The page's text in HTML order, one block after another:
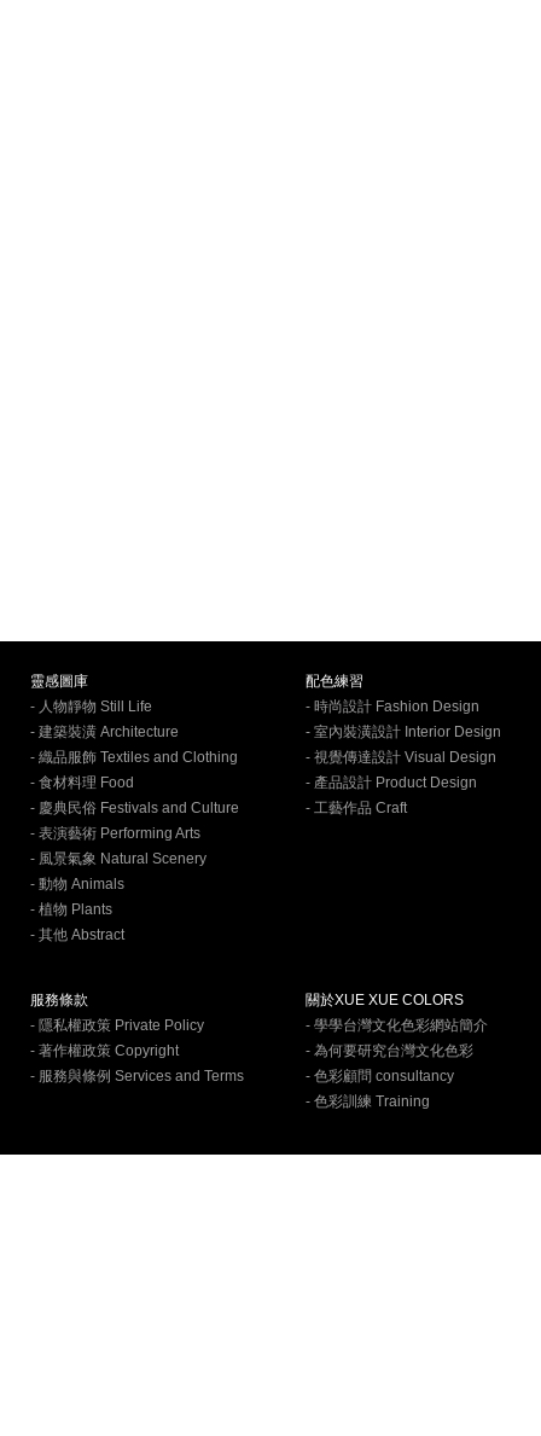
靈感圖庫
- 人物靜物 Still Life
- 建築裝潢 Architecture
- 織品服飾 Textiles and Clothing
- 食材料理 Food
- 慶典民俗 Festivals and Culture
- 表演藝術 Performing Arts
- 風景氣象 Natural Scenery
- 動物 Animals
- 植物 Plants
- 其他 Abstract
配色練習
- 時尚設計 Fashion Design
- 室內裝潢設計 Interior Design
- 視覺傳達設計 Visual Design
- 產品設計 Product Design
- 工藝作品 Craft
服務條款
- 隱私權政策 Private Policy
- 著作權政策 Copyright
- 服務與條例 Services and Terms
關於XUE XUE COLORS
- 學學台灣文化色彩網站簡介
- 為何要研究台灣文化色彩
- 色彩顧問 consultancy
- 色彩訓練 Training